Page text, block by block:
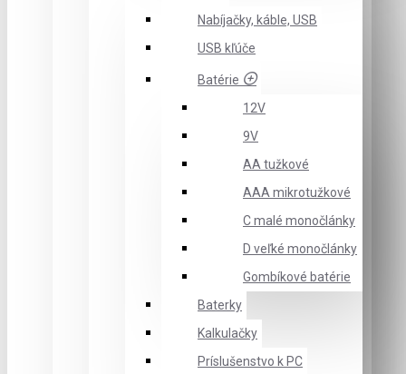
Nabíjačky, káble, USB
USB kľúče
Batérie
12V
9V
AA tužkové
AAA mikrotužkové
C malé monočlánky
D veľké monočlánky
Gombíkové batérie
Baterky
Kalkulačky
Príslušenstvo k PC